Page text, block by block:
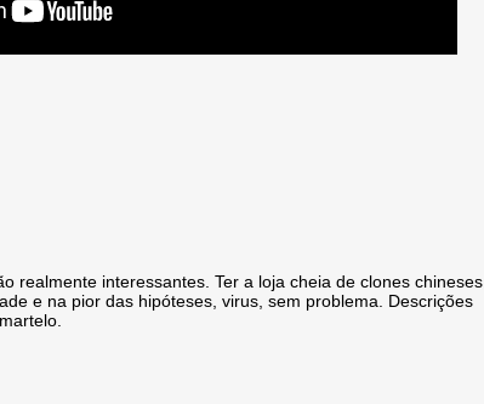
realmente interessantes. Ter a loja cheia de clones chineses
e na pior das hipóteses, virus, sem problema. Descrições